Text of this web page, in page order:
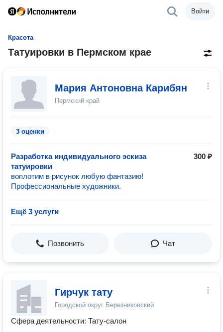
Войти
Красота
Татуировки в Пермском крае
Мария Антоновна Карибян
Пермский край
3 оценки
Разработка индивидуального эскиза
татуировки
300 ₽
воплотим в рисунок любую фантазию!
Профессиональные художники.
Ещё 3 услуги
Позвонить Чат
Гирчук тату
Городской округ Березниковский
Сфера деятельности: Тату-салон